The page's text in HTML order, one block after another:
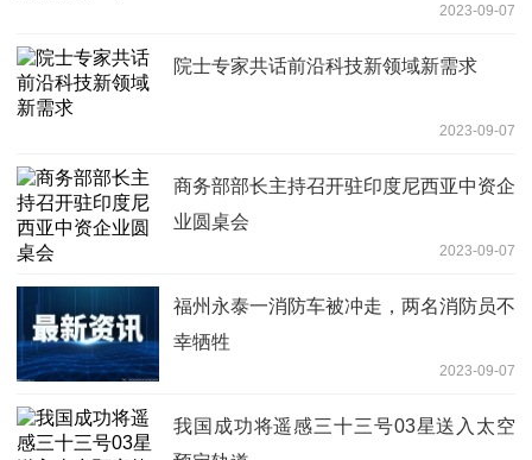
2023-09-07
院士专家共话前沿科技新领域新需求
2023-09-07
商务部部长主持召开驻印度尼西亚中资企
业圆桌会
2023-09-07
福州永泰一消防车被冲走，两名消防员不
幸牺牲
2023-09-07
我国成功将遥感三十三号03星送入太空